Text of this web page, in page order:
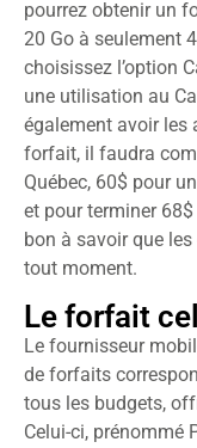
pourrez obtenir un
20 Go à seulement
choisissez l’option
une utilisation au
également avoir les
forfait, il faudra
Québec, 60$ pour
et pour terminer
bon à savoir que
tout moment.
Le forfait
Le fournisseur
de forfaits
tous les budgets,
Celui-ci, prénommé